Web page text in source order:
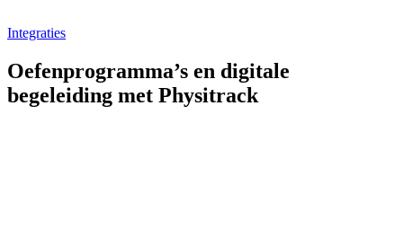
Integraties
Oefenprogramma’s en digitale
begeleiding met Physitrack